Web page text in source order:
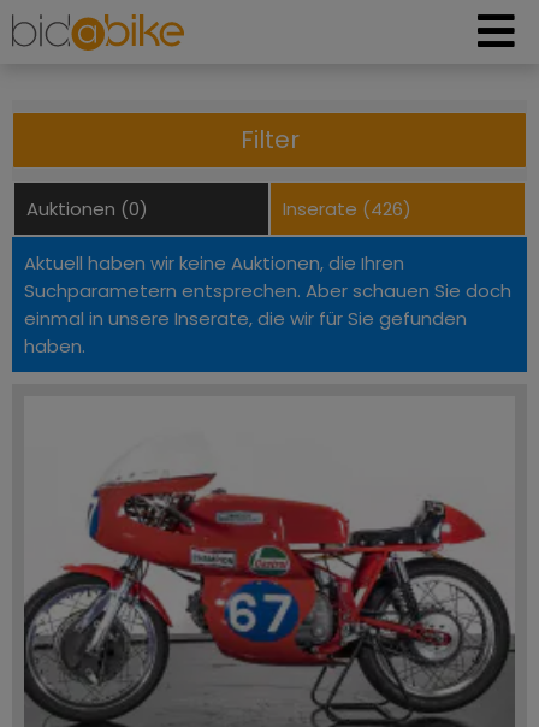
Filter
Auktionen (0) Inserate (426)
Aktuell haben wir keine Auktionen, die Ihren
Suchparametern entsprechen. Aber schauen Sie doch
einmal in unsere Inserate, die wir für Sie gefunden
haben.